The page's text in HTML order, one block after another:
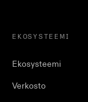
EKOSYSTEEMI
Ekosysteemi
Verkosto